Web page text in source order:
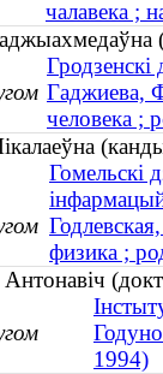
чалавека ;
Гаджиева,
человека ;
Гомельскі
физика ;
1994)